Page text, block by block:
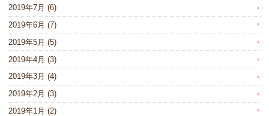
2019年7月 (6)
2019年6月 (7)
2019年5月 (5)
2019年4月 (3)
2019年3月 (4)
2019年2月 (3)
2019年1月 (2)